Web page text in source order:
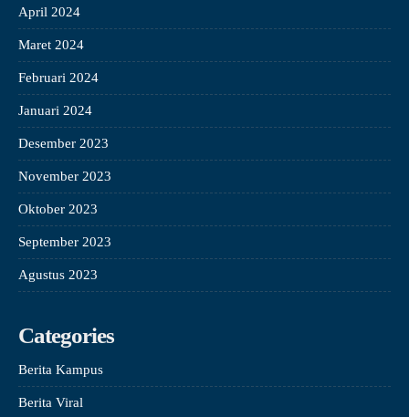
April 2024
Maret 2024
Februari 2024
Januari 2024
Desember 2023
November 2023
Oktober 2023
September 2023
Agustus 2023
Categories
Berita Kampus
Berita Viral